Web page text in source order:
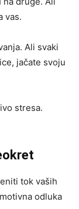
vas.
Ali svaki
jačate svoju
stresa.
tok vaših
odluka